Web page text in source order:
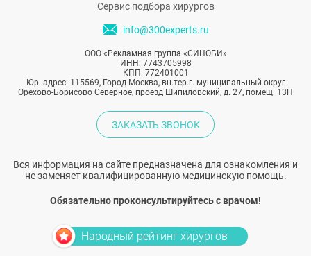
Сервис подбора хирургов
info@300experts.ru
ООО «Рекламная группа «СИНОБИ»
ИНН: 7743705998
КПП: 772401001
Юр. адрес: 115569, Город Москва, вн.тер.г. муниципальный округ
Орехово-Борисово Северное, проезд Шипиловский, д. 27, помещ. 13Н
ЗАКАЗАТЬ ЗВОНОК
Вся информация на сайте предназначена для ознакомления и
не заменяет квалифицированную медицинскую помощь.
Обязательно проконсультируйтесь с врачом!
Народный рейтинг хирургов